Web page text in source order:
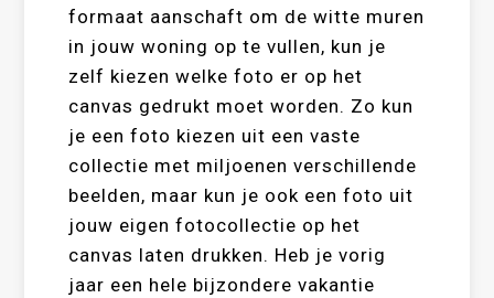
formaat aanschaft om de witte muren
in jouw woning op te vullen, kun je
zelf kiezen welke foto er op het
canvas gedrukt moet worden. Zo kun
je een foto kiezen uit een vaste
collectie met miljoenen verschillende
beelden, maar kun je ook een foto uit
jouw eigen fotocollectie op het
canvas laten drukken. Heb je vorig
jaar een hele bijzondere vakantie